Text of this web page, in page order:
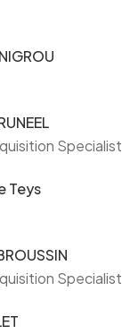
Specialist
Teys
Specialist